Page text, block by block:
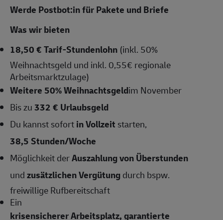
Werde Postbot:in für Pakete und Briefe
Was wir bieten
18,50 € Tarif-Stundenlohn (inkl. 50%
Weihnachtsgeld und inkl. 0,55€ regionale
Arbeitsmarktzulage)
Weitere 50% Weihnachtsgeldim November
Bis zu332 € Urlaubsgeld
Du kannst sofortin Vollzeit starten,
38,5 Stunden/Woche
Möglichkeit derAuszahlung von Überstunden
undzusätzlichen Vergütungdurch bspw.
freiwillige Rufbereitschaft
Ein
krisensicherer Arbeitsplatz, garantierte